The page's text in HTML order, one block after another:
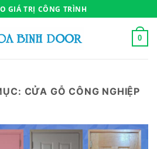
GIÁ TRỊ CÔNG TRÌNH
0
CỬA GỖ CÔNG NGHIỆP